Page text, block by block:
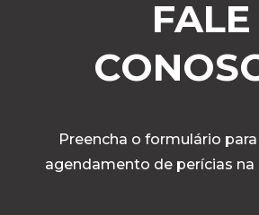
FALE
Preencha o formulário
agendamento de perícias na